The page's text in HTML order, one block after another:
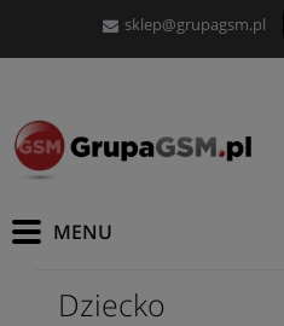
sklep@grupagsm.pl
Dziecko